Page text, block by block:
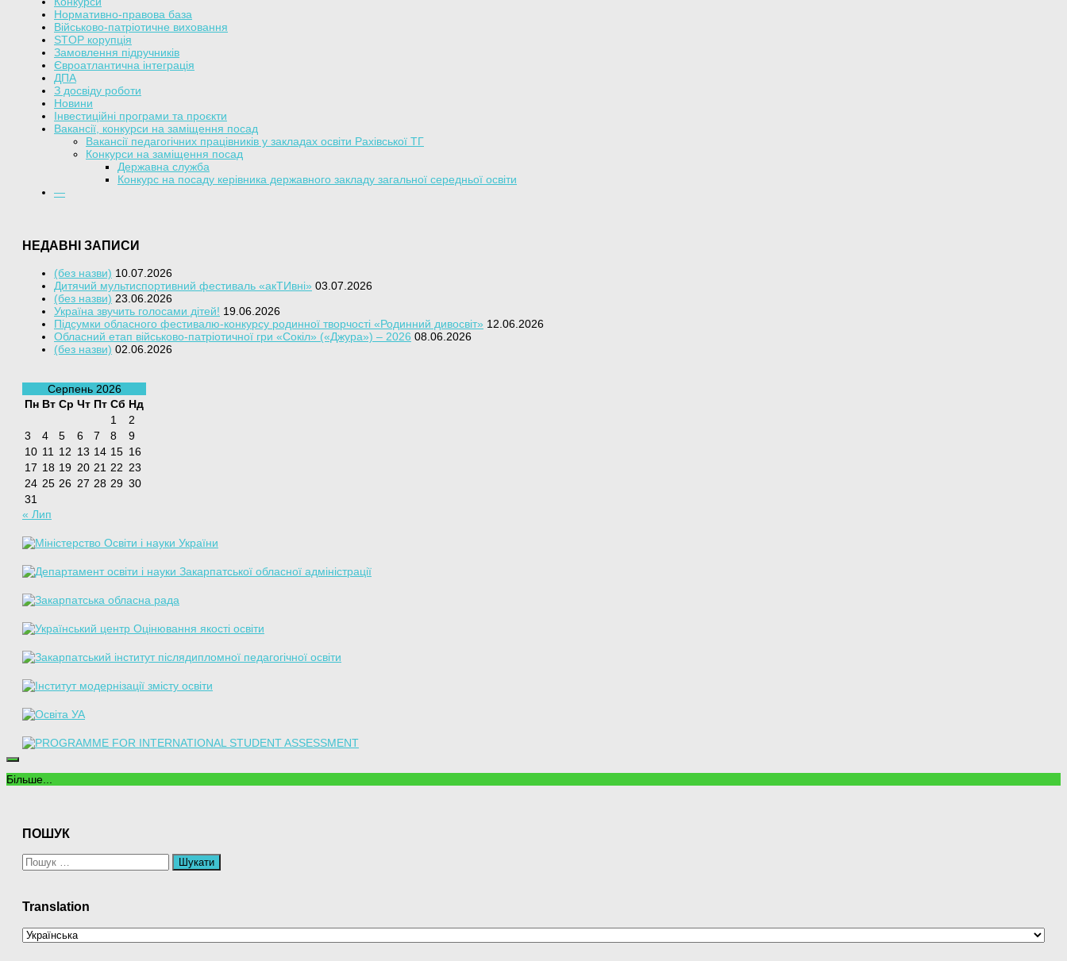
Нормативно-правова база
Військово-патріотичне виховання
STOP корупція
Замовлення підручників
Євроатлантична інтеграція
ДПА
З досвіду роботи
Новини
Інвестиційні програми та проєкти
Вакансії, конкурси на заміщення посад
Вакансії педагогічних працівників у закладах освіти Рахівської ТГ
Конкурси на заміщення посад
Державна служба
Конкурс на посаду керівника державного закладу загальної середньої освіти
—
НЕДАВНІ ЗАПИСИ
(без назви) 10.07.2026
Дитячий мультиспортивний фестиваль «акТИвні» 03.07.2026
(без назви) 23.06.2026
Україна звучить голосами дітей! 19.06.2026
Підсумки обласного фестивалю-конкурсу родинної творчості «Родинний дивосвіт» 12.06.2026
Обласний етап військово-патріотичної гри «Сокіл» («Джура») – 2026 08.06.2026
(без назви) 02.06.2026
Серпень 2026
Пн Вт Ср Чт Пт Сб Нд
1
2
3
4 5 6 7 8
9
10 11 12 13 14 15 16
17 18 19 20 21 22 23
24 25 26 27 28 29 30
31
« Лип
Більше...
ПОШУК
Пошук:
Translation